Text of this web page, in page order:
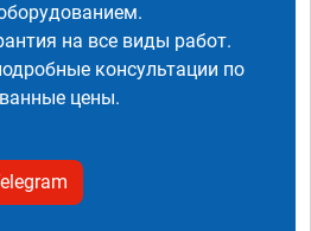
на все виды работ.
консультации по
цены.